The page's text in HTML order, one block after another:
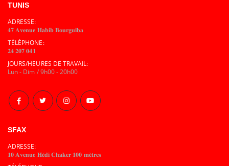
TUNIS
ADRESSE:
𝟒𝟕 𝐀𝐯𝐞𝐧𝐮𝐞 𝐇𝐚𝐛𝐢𝐛 𝐁𝐨𝐮𝐫𝐠𝐮𝐢𝐛𝐚
TÉLÉPHONE:
𝟐𝟒 𝟐𝟎𝟕 𝟎𝟒𝟏
JOURS/HEURES DE TRAVAIL:
Lun - Dim / 9h00 - 20h00
SFAX
ADRESSE:
𝟏𝟎 𝐀𝐯𝐞𝐧𝐮𝐞 𝐇𝐞́𝐝𝐢 𝐂𝐡𝐚𝐤𝐞𝐫 𝟏𝟎𝟎 𝐦𝐞̀𝐭𝐫𝐞𝐬